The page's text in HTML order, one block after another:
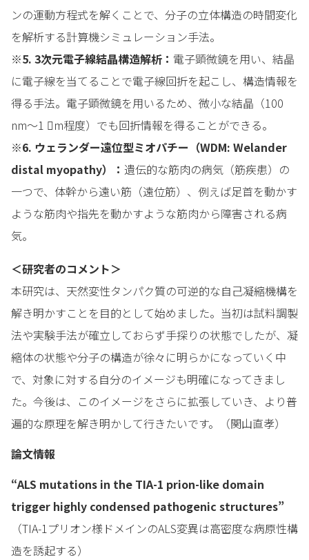
ンの運動方程式を解くことで、分子の立体構造の時間変化
を解析する計算機シミュレーション手法。
※5. 3次元電子線結晶構造解析： 電子顕微鏡を用い、結晶
に電子線を当てることで電子線回折を起こし、構造情報を
得る手法。電子顕微鏡を用いるため、微小な結晶（100
nm〜1 m程度）でも回折情報を得ることができる。
※6. ウェランダー遠位型ミオパチー（WDM: Welander
distal myopathy）： 遺伝的な筋肉の病気（筋疾患）の
一つで、体幹から遠い筋（遠位筋）、例えば足首を動かす
ような筋肉や指先を動かすような筋肉から障害される病
気。
＜研究者のコメント＞
本研究は、天然変性タンパク質の可逆的な自己凝縮機構を
解き明かすことを目的として始めました。当初は試料調製
法や実験手法が確立しておらず手探りの状態でしたが、凝
縮体の状態や分子の構造が徐々に明らかになっていく中
で、対象に対する自分のイメージも明確になってきまし
た。今後は、このイメージをさらに拡張していき、より普
遍的な原理を解き明かして行きたいです。（関山直孝）
論文情報
“ALS mutations in the TIA-1 prion-like domain
trigger highly condensed pathogenic structures”
（TIA-1プリオン様ドメインのALS変異は高密度な病原性構
造を誘起する）